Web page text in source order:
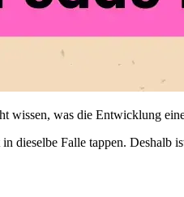
wissen, was die Entwicklung
dieselbe Falle tappen.